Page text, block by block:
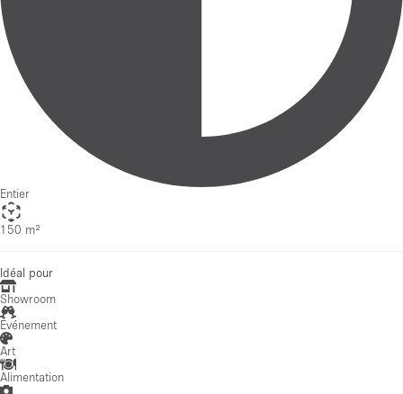
Entier
150 m²
Idéal pour
Showroom
Événement
Art
Alimentation